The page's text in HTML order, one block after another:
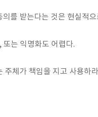
를 받는다는 것은 현실적
는 익명화도 어렵다.
주체가 책임을 지고 사용하